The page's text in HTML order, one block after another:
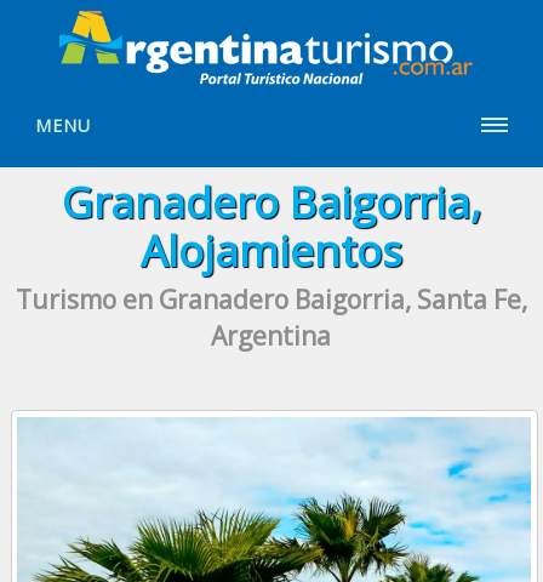
MENU
Granadero Baigorria,
Alojamientos
Turismo en Granadero Baigorria, Santa Fe,
Argentina